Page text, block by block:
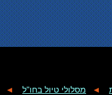
◄ מסלולי טיול בחו"ל ◄